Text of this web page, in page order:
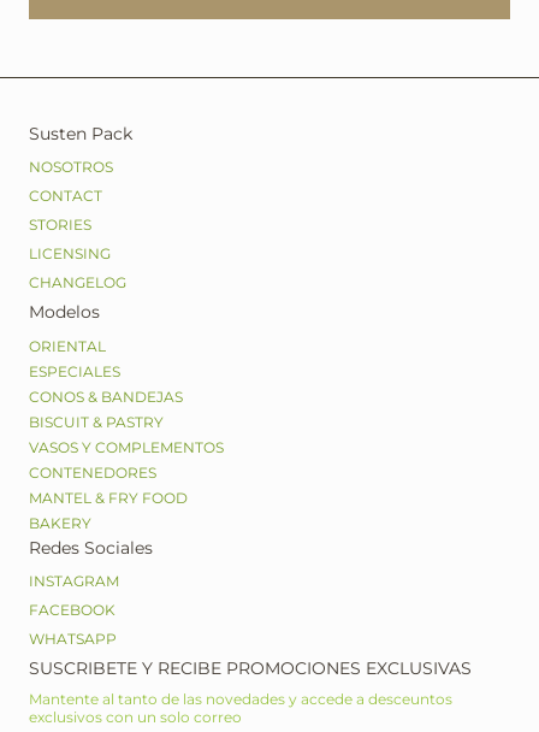
Susten Pack
NOSOTROS
CONTACT
STORIES
LICENSING
CHANGELOG
Modelos
ORIENTAL
ESPECIALES
CONOS & BANDEJAS
BISCUIT & PASTRY
VASOS Y COMPLEMENTOS
CONTENEDORES
MANTEL & FRY FOOD
BAKERY
Redes Sociales
INSTAGRAM
FACEBOOK
WHATSAPP
SUSCRIBETE Y RECIBE PROMOCIONES EXCLUSIVAS
Mantente al tanto de las novedades y accede a desceuntos
exclusivos con un solo correo